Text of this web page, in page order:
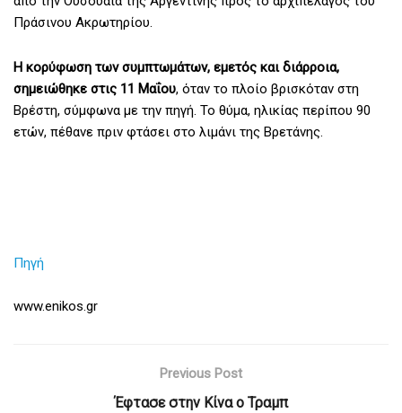
Πράσινου Ακρωτηρίου.
Η κορύφωση των συμπτωμάτων, εμετός και διάρροια,
σημειώθηκε στις 11 Μαΐου, όταν το πλοίο βρισκόταν στη
Βρέστη, σύμφωνα με την πηγή. Το θύμα, ηλικίας περίπου 90
ετών, πέθανε πριν φτάσει στο λιμάνι της Βρετάνης.
Πηγή
www.enikos.gr
Previous Post
Έφτασε στην Κίνα ο Τραμπ